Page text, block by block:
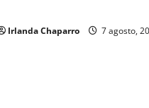
Irlanda Chaparro 7 agosto,